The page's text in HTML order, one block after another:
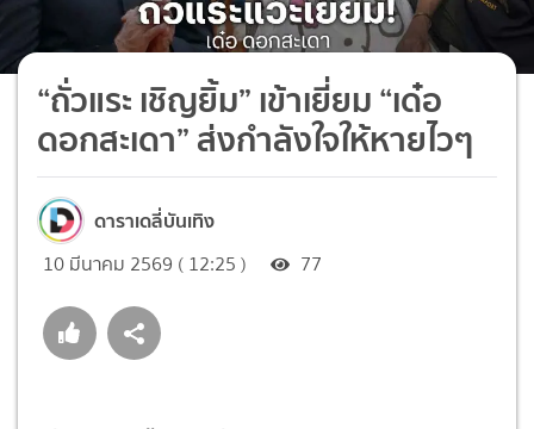
“ถั่วแระ เชิญยิ้ม” เข้าเยี่ยม “เด๋อ
ดอกสะเดา” ส่งกำลังใจให้หายไวๆ
ดาราเดลี่บันเทิง
10 มีนาคม 2569 ( 12:25 ) 77